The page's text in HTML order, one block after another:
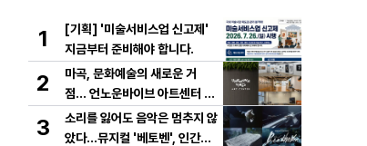
1
[기획] '미술서비스업 신고제'
지금부터 준비해야 합니다.
2
마곡, 문화예술의 새로운 거
점… 언노운바이브 아트센터 개
관
3
소리를 잃어도 음악은 멈추지 않
았다…뮤지컬 '베토벤', 인간과